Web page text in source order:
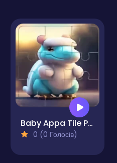
Baby Appa Tile Puzzle Frenzy
0 (0 Голосів)